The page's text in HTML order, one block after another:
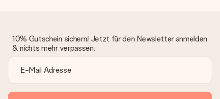
10% Gutschein sichern! Jetzt für den Newsletter anmelden
& nichts mehr verpassen.